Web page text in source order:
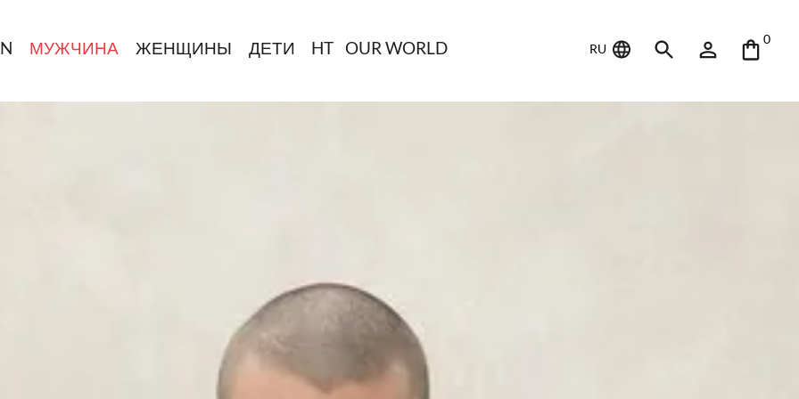
МУЖЧИНА ЖЕНЩИНЫ ДЕТИ HT OUR WORLD RU
0